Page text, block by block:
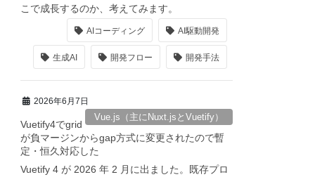
こで成長するのか、考えてみます。
AIコーディング AI駆動開発
生成AI 開発フロー 開発手法
2026年6月7日
Vue.js（主にNuxt.jsとVuetify）
Vuetify4でgrid
が負マージンからgap方式に変更されたので暫
定・恒久対応した
Vuetify 4 が 2026 年 2 月に出ました。既存プロ